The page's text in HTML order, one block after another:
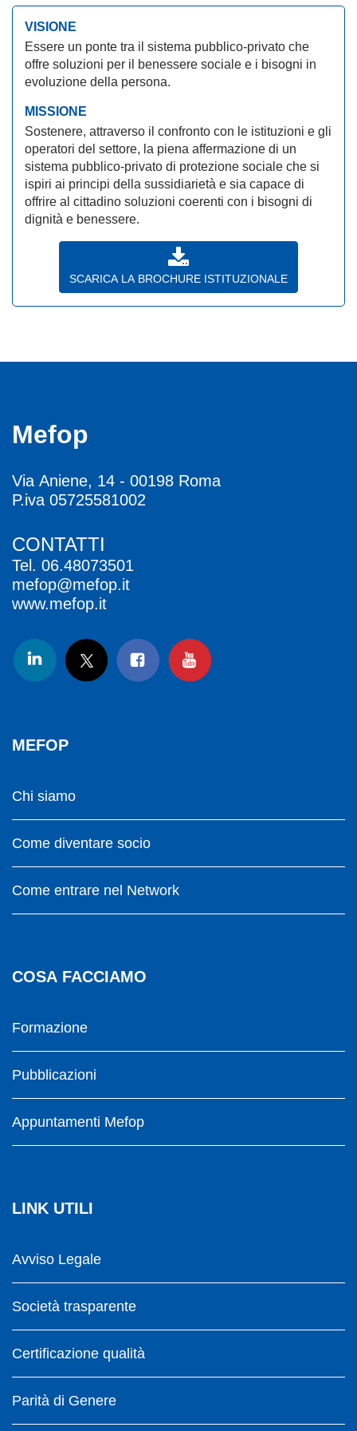
VISIONE
Essere un ponte tra il sistema pubblico-privato che
offre soluzioni per il benessere sociale e i bisogni in
evoluzione della persona.
MISSIONE
Sostenere, attraverso il confronto con le istituzioni e gli
operatori del settore, la piena affermazione di un
sistema pubblico-privato di protezione sociale che si
ispiri ai principi della sussidiarietà e sia capace di
offrire al cittadino soluzioni coerenti con i bisogni di
dignità e benessere.
SCARICA LA BROCHURE ISTITUZIONALE
Mefop
Via Aniene, 14 - 00198 Roma
P.iva 05725581002
CONTATTI
Tel. 06.48073501
mefop@mefop.it
www.mefop.it
MEFOP
Chi siamo
Come diventare socio
Come entrare nel Network
COSA FACCIAMO
Formazione
Pubblicazioni
Appuntamenti Mefop
LINK UTILI
Avviso Legale
Società trasparente
Certificazione qualità
Parità di Genere